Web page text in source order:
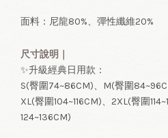
面料：尼龍80%、彈性纖維20%
尺寸說明｜
✨升級經典日用款：
S(臀圍74~86CM)、M(臀圍
XL(臀圍104~116CM)、2XL(臀圍
124~136CM)